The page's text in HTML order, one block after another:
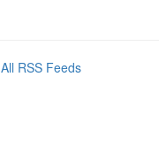
All RSS Feeds